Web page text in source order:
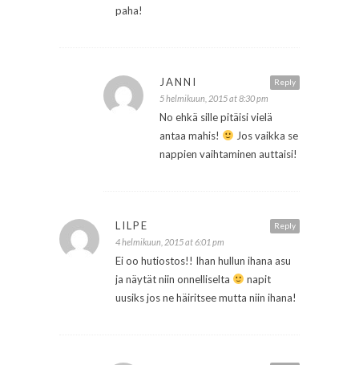
paha!
Reply
JANNI
5 helmikuun, 2015 at 8:30 pm
No ehkä sille pitäisi vielä
antaa mahis!
Jos vaikka se
nappien vaihtaminen auttaisi!
Reply
LILPE
4 helmikuun, 2015 at 6:01 pm
Ei oo hutiostos!! Ihan hullun ihana asu
ja näytät niin onnelliselta
napit
uusiks jos ne häiritsee mutta niin ihana!